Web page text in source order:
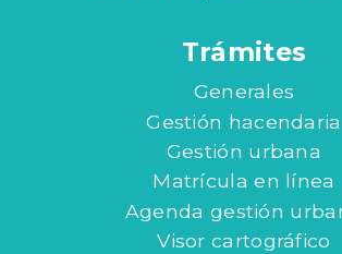
Trámites
Generales
Gestión hacendaria
Gestión urbana
Matrícula en línea
Agenda gestión
Visor cartográfico